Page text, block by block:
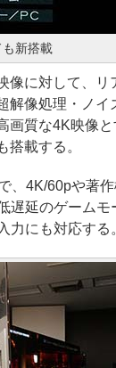
新搭載
に対して、リ
解像処理・ノイ
画質な4K映像
搭載する。
、4K/60pや著
遅延のゲームモ
力にも対応する